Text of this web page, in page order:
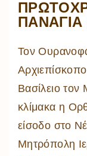
ΠΑΝΑΓΙΆ
Τον
Βασίλειο τον
κλίμακα η
είσοδο στο
Μητρόπολη